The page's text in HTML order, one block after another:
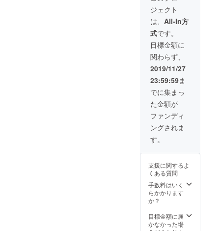
所とい
う事も
できま
す。 通
常価格
より
4500円
お得で
す。 *プ
ロジェ
クト終
了後、
送付先
のご確
認を致
します
ので、
ご返信
下さ
い。
（返信
期限：
ご連絡
ライ
アップ
贈答品
として
自宅以
外に贈
ること
ができ
ま
す。）
また、
ご自宅
等に定
期配送
するこ
とも可
能で
す。 送
り先・
自宅3カ
う事も
できま
す。 通
常価格
より
お得で
す。 *プ
ジェクト
は、 All-In方
式です。
目標金額に
関わらず、
2019/11/27
23:59:59ま
でに集まっ
た金額が
ファンディ
ングされま
す。
支援に関するよ
くある質問
手数料はいく
らかかります
か？
目標金額に届
かなかった場